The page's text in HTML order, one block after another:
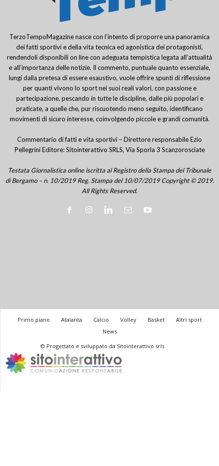
TerzoTempoMagazine nasce con l’intento di proporre una panoramica
dei fatti sportivi e della vita tecnica ed agonistica dei protagonisti,
rendendoli disponibili on line con adeguata tempistica legata all’attualità
e all’importanza delle notizie. Il commento, puntuale quanto essenziale,
lungi dalla pretesa di essere esaustivo, vuole offrire spunti di riflessione
per quanti vivono lo sport nei suoi reali valori, con passione e
partecipazione, pescando in tutte le discipline, dalle più popolari e
praticate, a quelle che, pur riscuotendo meno seguito, identificano
movimenti di sicuro interesse, coinvolgendo piccole e grandi comunità.
Commentario di fatti e vita sportivi – Direttore responsabile Ezio
Pellegrini Editore: Sitointerattivo SRLS, Via Sporla 3 Scanzorosciate
Testata Giornalistica online iscritta al Registro della Stampa del Tribunale
di Bergamo – n. 10/2019 Reg. Stampa del 10/07/2019 Copyright © 2019.
All Rights Reserved.
Primo piano Atalanta Calcio Volley Basket
Altri sport
News
© Progettato e sviluppato da Sitointerattivo srls